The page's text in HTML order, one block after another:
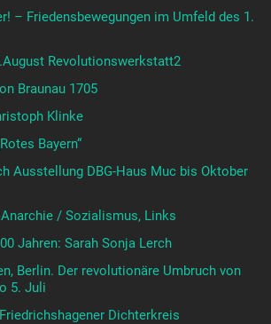
– Friedensbewegungen im Umfeld des 1.
Revolutionswerkstatt2
Braunau 1705
Klinke
Bayern“
Ausstellung DBG-Haus Muc bis Oktober
/ Sozialismus, Links
Jahren: Sarah Sonja Lerch
Berlin. Der revolutionäre Umbruch von
5. Juli
Dichterkreis